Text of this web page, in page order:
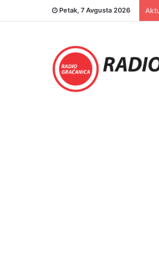
Petak, 7 Avgusta 2026